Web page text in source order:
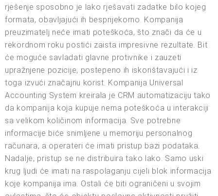
rješenje sposobno je lako rješavati zadatke bilo kojeg
formata, obavljajući ih besprijekorno. Kompanija
preuzimatelj neće imati poteškoća, što znači da će u
rekordnom roku postići zaista impresivne rezultate. Bit
će moguće savladati glavne protivnike i zauzeti
upražnjene pozicije, postepeno ih iskorištavajući i iz
toga izvući značajnu korist. Kompanija Universal
Accounting System kreirala je CRM automatizaciju tako
da kompanija koja kupuje nema poteškoća u interakciji
sa velikom količinom informacija. Sve potrebne
informacije biće snimljene u memoriju personalnog
računara, a operateri će imati pristup bazi podataka.
Nadalje, pristup se ne distribuira tako lako. Samo uski
krug ljudi će imati na raspolaganju cijeli blok informacija
koje kompanija ima. Ostali će biti ograničeni u svojim